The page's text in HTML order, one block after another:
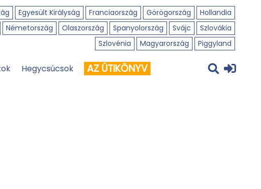
Egyesült Királyság Franciaország Görögország
Hollandia
Németország Olaszország Spanyolország Svájc
Szlovákia
Szlovénia
Magyarország Piggyland
Hegycsúcsok AZ ÚTIKÖNYV